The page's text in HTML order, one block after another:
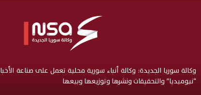
وكالة سوريا الجديدة: وكالة أنباء سورية محلية تعمل على صناعة
“نيوميديا” والتحقيقات ونشرها وتوزيعها وبيعها